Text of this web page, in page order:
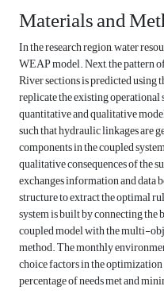
Materials and
In the research region, water
WEAP model. Next, the pattern
River sections is predicted
replicate the existing operational
quantitative and qualitative
such that hydraulic linkages are
components in the coupled
qualitative consequences of the
exchanges information and data
structure to extract the optimal
system is built by connecting
coupled model with the multi-
method. The monthly
choice factors in the
percentage of needs met and